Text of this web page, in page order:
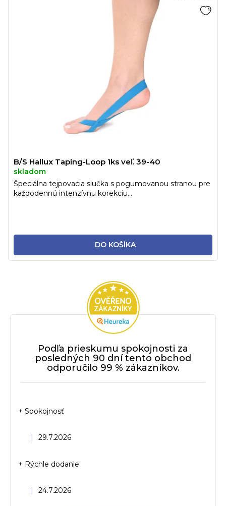
B/S Hallux Taping-Loop 1ks veľ. 39-40
skladom
DO KOŠÍKA
Špeciálna tejpovacia slučka s pogumovanou stranou pre
každodennú intenzívnu korekciu...
Podľa prieskumu spokojnosti za
posledných 90 dní tento obchod
odporučilo 99 % zákazníkov.
Hodnotenie obchodu je 5 z 5 hviezdičiek.
| 29.7.2026
+ Spokojnosť
Hodnotenie obchodu je 5 z 5 hviezdičiek.
| 24.7.2026
+ Rýchle dodanie